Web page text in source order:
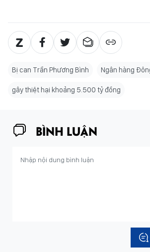
Bị can Trần Phương Bình Ngân hàng
gây thiệt hại khoảng 5.500 tỷ đồng
BÌNH LUẬN